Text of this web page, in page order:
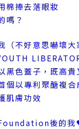
棉捧去落眼妝
嗎？
（不好意思嚇壞大
黑色蓋子，既高貴
個以專利聚醣複
肌膚功效
後的